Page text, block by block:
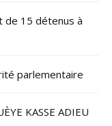
de 15 détenus à
parlementaire
KASSE ADIEU